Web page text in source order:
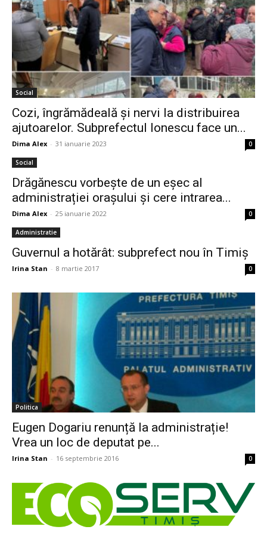
Social
Cozi, îngrămădeală şi nervi la distribuirea
ajutoarelor. Subprefectul Ionescu face un...
Dima Alex - 31 ianuarie 2023 0
Social
Drăgănescu vorbește de un eșec al
administrației orașului și cere intrarea...
Dima Alex - 25 ianuarie 2022 0
Administratie
Guvernul a hotărât: subprefect nou în Timiș
Irina Stan - 8 martie 2017 0
Politica
Eugen Dogariu renunță la administrație!
Vrea un loc de deputat pe...
Irina Stan - 16 septembrie 2016 0